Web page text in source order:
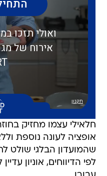
אופציה לעונה נוספת
שהמועדון הבלגי שולט
לפי הדיווחים, אוניון